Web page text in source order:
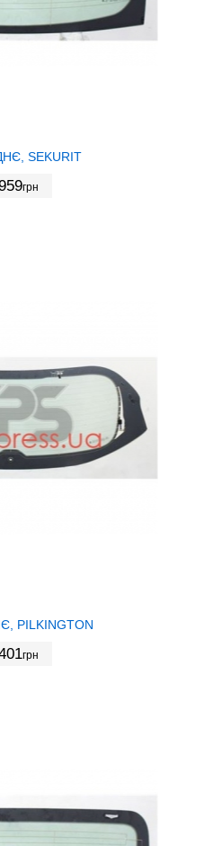
SEKURIT
грн
PILKINGTON
грн